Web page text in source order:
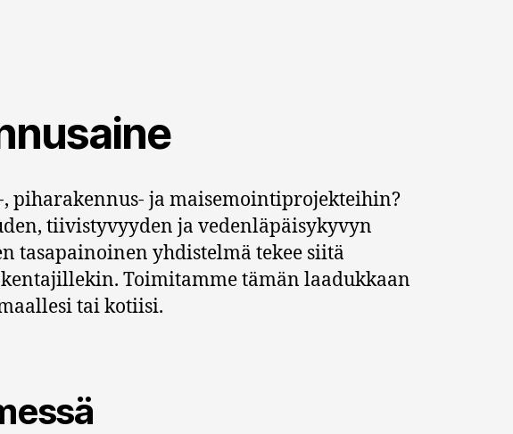
piharakennus- ja maisemointiprojekteihin?
tiivistyvyyden ja vedenläpäisykyvyn
tasapainoinen yhdistelmä tekee siitä
Toimitamme tämän laadukkaan
tai kotiisi.